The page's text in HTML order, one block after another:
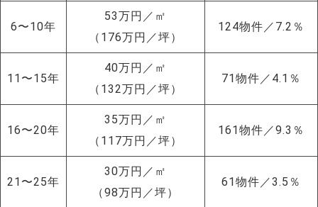
6〜10年
53万円／㎡
（176万円／坪）
124物件／7.2％
11〜15年
40万円／㎡
（132万円／坪）
71物件／4.1％
16〜20年
35万円／㎡
（117万円／坪）
161物件／9.3％
21〜25年
30万円／㎡
（98万円／坪）
61物件／3.5％